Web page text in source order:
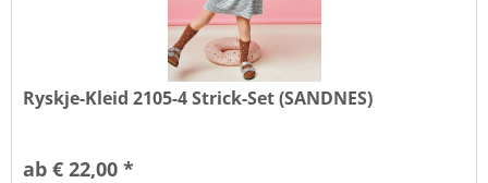
Ryskje-Kleid 2105-4 Strick-Set (SANDNES)
ab € 22,00 *